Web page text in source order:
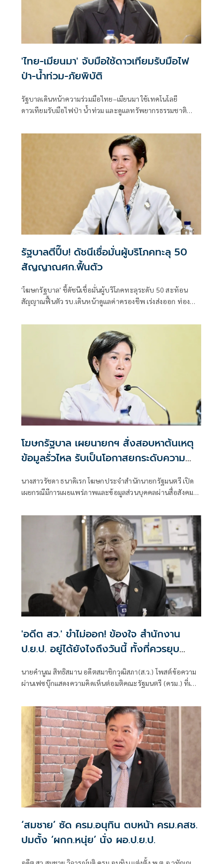
'ไทย-เมียนมา' จับมือใช้ดาวเทียมรับมือไฟ
ป่า-น้ำท่วม-ภัยพิบัติ
รัฐบาลเดินหน้าความร่วมมือไทย–เมียนมา ใช้เทคโนโลยี
ดาวเทียมรับมือไฟป่า น้ำท่วม และดูแลทรัพยากรธรรมชาติ
รัฐบาลตีปี๊บ! ดัชนีเชื่อมั่นผู้บริโภคทะลุ 50
สัญญาณศก.ฟื้นตัว
'โฆษกรัฐบาล' ชี้ดัชนีเชื่อมั่นผู้บริโภคทะลุระดับ 50 สะท้อน
สัญญาณฟื้นตัว รบ.เดินหน้าดูแลค่าครองชีพ เร่งส่งออก ท่อง
โฆษกรัฐบาล เผยนายกฯ สั่งสอบหาต้นเหตุ
ข้อมูลรั่วไหล รับเป็นโอกาสยกระดับความ
นางสาวรัชดา ธนาดิเรก โฆษกประจำสำนักนายกรัฐมนตรี เปิด
เผยกรณีมีการเผยแพร่ภาพและข้อมูลส่วนบุคคลผ่านสื่อสังคม
หน่วยงานที่เกี่ยวข้องเร่งตรวจสอบข้อเท็จจริง พร้อมตั้งคณะ
กรรมการสอบสวนภายใน ห
'อดีต สว.' ขำไม่ออก! ข้องใจ สำนักงาน
ป.ย.ป. อยู่ได้ยังไงถึงวันนี้ ทั้งที่ควรยุบ
นายคำนูณ สิทธิสมาน อดีตสมาชิกวุฒิสภา(ส.ว.) โพสต์ข้อความ
ผ่านเฟซบุ๊กแสดงความคิดเห็นต่อมติคณะรัฐมนตรี (ครม.) ที่เห็น
สำนักงานขับเคลื่อนการปฏิรูปประเทศ
‘สมชาย’ ซัด ครม.อนุทิน ตบหน้า ครม.คสช.
ปมตั้ง ‘ผกก.หนุ่ย’ นั่ง ผอ.ป.ย.ป.